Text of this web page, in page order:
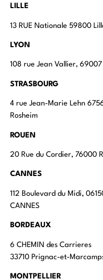
LILLE
13 RUE Nationale 59800
LYON
108 rue Jean Vallier, 69007
STRASBOURG
4 rue Jean-Marie Lehn
Rosheim
ROUEN
20 Rue du Cordier, 76000
CANNES
112 Boulevard du Midi,
CANNES
BORDEAUX
6 CHEMIN des Carrieres
33710 Prignac-et-
MONTPELLIER